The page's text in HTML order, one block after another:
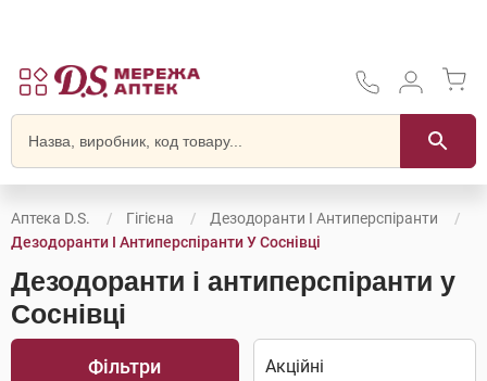
Аптека D.S. Гігієна
Дезодоранти І Антиперспіранти
Дезодоранти І Антиперспіранти У Соснівці
Дезодоранти і антиперспіранти у
Соснівці
Фільтри